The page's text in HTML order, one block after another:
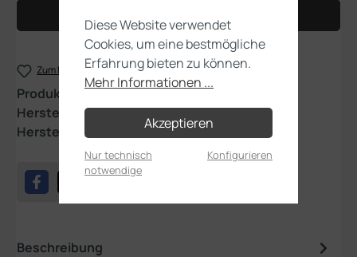
Zum Merkzettel hinzufügen
Produktnummer:48-34
Hersteller:
Games Workshop
Herstellernummer:
99120101454
Beschreibung
Diese Website verwendet
Cookies, um eine bestmögliche
Erfahrung bieten zu können.
Mehr Informationen ...
Akzeptieren
Nur technisch
notwendige
Konfigurieren